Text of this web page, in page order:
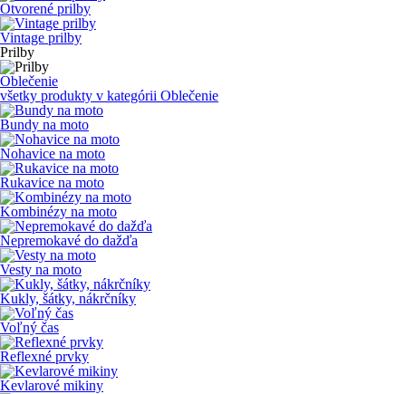
Otvorené prilby
Vintage prilby
Prilby
Oblečenie
všetky produkty v kategórii Oblečenie
Bundy na moto
Nohavice na moto
Rukavice na moto
Kombinézy na moto
Nepremokavé do dažďa
Vesty na moto
Kukly, šátky, nákrčníky
Voľný čas
Reflexné prvky
Kevlarové mikiny